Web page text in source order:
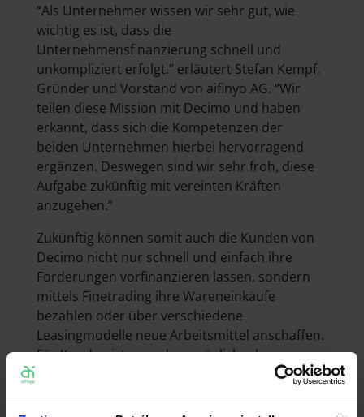
“Als Unternehmer wissen wir sehr gut, wie
wichtig es ist, dass die
Unternehmensfinanzierung schnell und
unkompliziert erfolgt.” erläutert Stefan Kempf,
Gründer und Vorstand von aifinyo AG. “Wir
teilen diese Mission mit Decimo und haben
erkannt, dass sich die Kompetenzen der
beiden Unternehmen hierbei hervorragend
ergänzen. Deswegen sind wir sehr froh, diese
Aufgabe zukünftig mit vereinten Kräften
anzugehen.”
Zukünftig können somit auch die Kunden von
Decimo nicht nur schnell und einfach ihre
Forderungen vorfinanzieren lassen, sondern
mittels Finetrading ihre Wareneinkäufe
bezahlen oder über verschiedene
Leasingmodelle neue Arbeitsmittel anschaffen.
Für Kunden ist es zudem möglich, ohne
Kostenrisiko einen Inkasso-Service in Anspruch
zu nehmen.